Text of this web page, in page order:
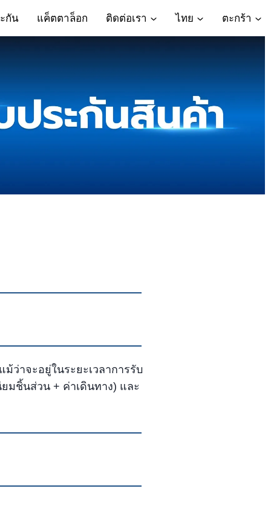
กัน แค็ตตาล็อก ติดต่อเรา ไทย ตะกร้า
าจะอยู่ในระยะเวลาการรับ
มชิ้นส่วน + ค่าเดินทาง) และ